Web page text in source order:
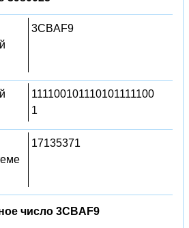
3CBAF9
111100101110101111100
1
17135371
число 3CBAF9